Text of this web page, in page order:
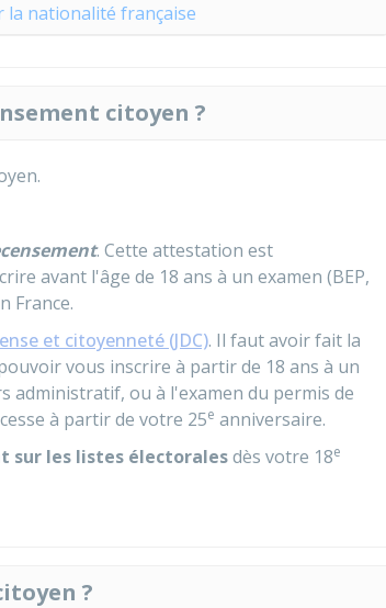
la nationalité française
citoyen ?
. Cette attestation est
avant l'âge de 18 ans à un examen (BEP,
France.
et citoyenneté (JDC). Il faut avoir fait la
vous inscrire à partir de 18 ans à un
administratif, ou à l'examen du permis de
à partir de votre 25e anniversaire.
sur les listes électoralesdès votre 18e
?